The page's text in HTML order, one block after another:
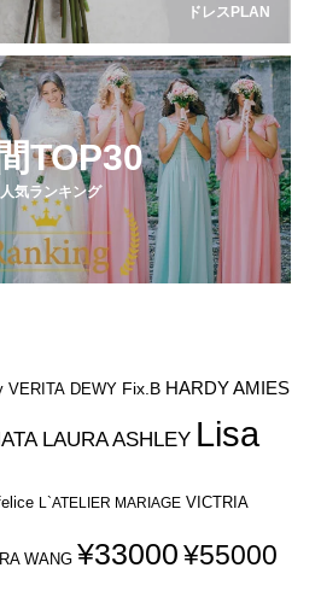
ドレスPLAN
TOP30
人気ランキング
VERITA DEWY Fix.B HARDY AMIES
LAURA ASHLEY Lisa
L`ATELIER MARIAGE VICTRIA
WANG ¥33000¥55000